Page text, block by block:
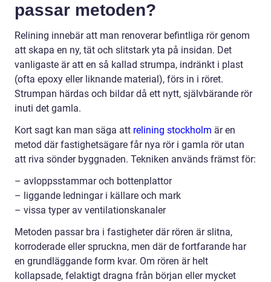
passar metoden?
Relining innebär att man renoverar befintliga rör genom
att skapa en ny, tät och slitstark yta på insidan. Det
vanligaste är att en så kallad strumpa, indränkt i plast
(ofta epoxy eller liknande material), förs in i röret.
Strumpan härdas och bildar då ett nytt, självbärande rör
inuti det gamla.
Kort sagt kan man säga att relining stockholm är en
metod där fastighetsägare får nya rör i gamla rör utan
att riva sönder byggnaden. Tekniken används främst för:
– avloppsstammar och bottenplattor
– liggande ledningar i källare och mark
– vissa typer av ventilationskanaler
Metoden passar bra i fastigheter där rören är slitna,
korroderade eller spruckna, men där de fortfarande har
en grundläggande form kvar. Om rören är helt
kollapsade, felaktigt dragna från början eller mycket